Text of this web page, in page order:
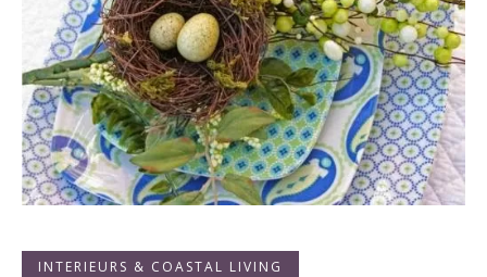
INTERIEURS & COASTAL LIVING